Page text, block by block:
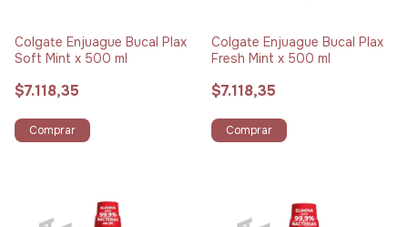
Colgate Enjuague Bucal Plax
Soft Mint x 500 ml
$7.118,35
Comprar
Colgate Enjuague Bucal Plax
Fresh Mint x 500 ml
$7.118,35
Comprar